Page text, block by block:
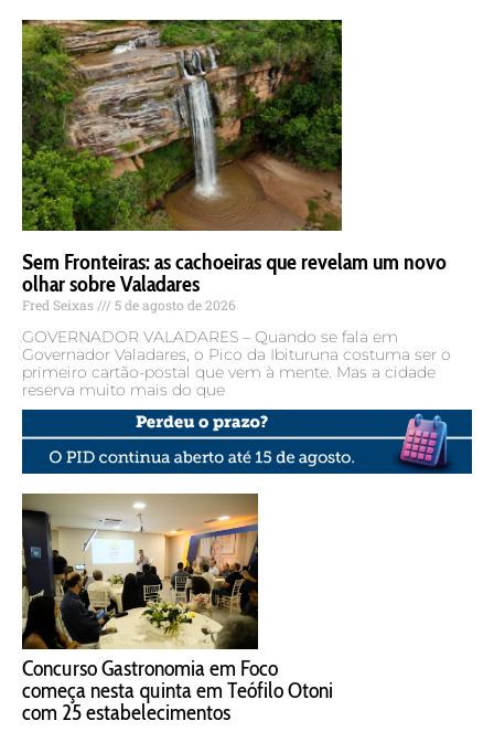
Sem Fronteiras: as cachoeiras que revelam um novo
olhar sobre Valadares
Fred Seixas 5 de agosto de 2026
GOVERNADOR VALADARES – Quando se fala em
Governador Valadares, o Pico da Ibituruna costuma ser o
primeiro cartão-postal que vem à mente. Mas a cidade
reserva muito mais do que
Concurso Gastronomia em Foco
começa nesta quinta em Teófilo Otoni
com 25 estabelecimentos